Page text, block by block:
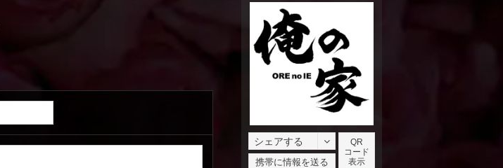
シェアする
facebook
携帯に情報を送る
QR
コード
表示